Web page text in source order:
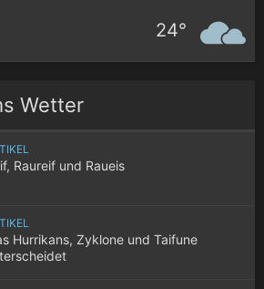
24°
Wetter
Raureif und Raueis
Hurrikans, Zyklone und Taifune